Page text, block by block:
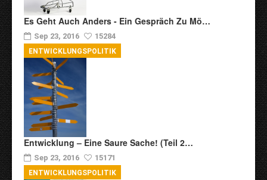
Es Geht Auch Anders - Ein Gespräch Zu Mö…
Sep 23, 2016 15284
Entwicklung – Eine Saure Sache! (Teil 2…
Sep 23, 2016 15171
ENTWICKLUNGSPOLITIK
ENTWICKLUNGSPOLITIK